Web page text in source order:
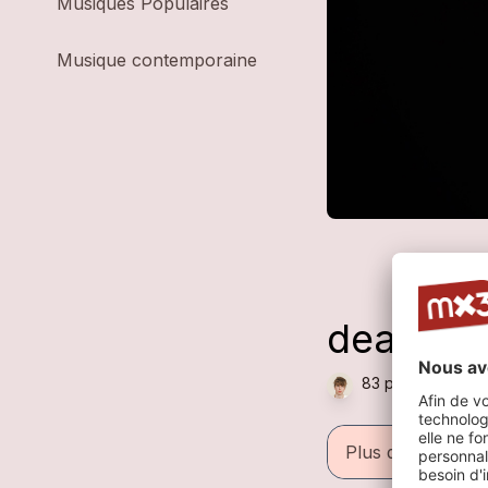
Musique contemporaine
dead
83 plays — Pop ,
Plus